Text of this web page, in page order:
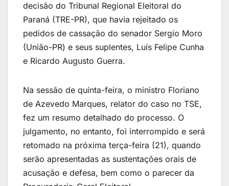
decisão do Tribunal Regional Eleitoral do
Paraná (TRE-PR), que havia rejeitado os
pedidos de cassação do senador Sergio Moro
(União-PR) e seus suplentes, Luís Felipe Cunha
e Ricardo Augusto Guerra.
Na sessão de quinta-feira, o ministro Floriano
de Azevedo Marques, relator do caso no TSE,
fez um resumo detalhado do processo. O
julgamento, no entanto, foi interrompido e será
retomado na próxima terça-feira (21), quando
serão apresentadas as sustentações orais de
acusação e defesa, bem como o parecer da